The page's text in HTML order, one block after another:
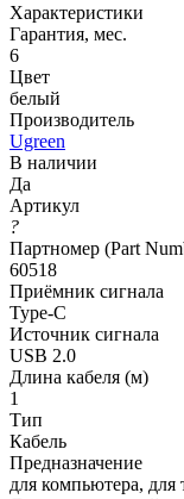
Характеристики
Гарантия, мес.
6
Цвет
белый
Производитель
Ugreen
В наличии
Да
Артикул
?
Партномер (Part
60518
Приёмник сигнала
Type-C
Источник сигнала
USB 2.0
Длина кабеля (м)
1
Тип
Кабель
Предназначение
для компьютера,